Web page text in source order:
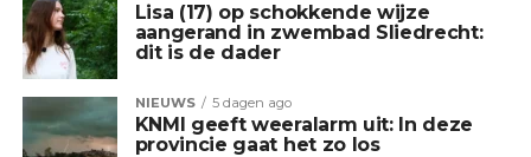
Lisa (17) op schokkende wijze
aangerand in zwembad Sliedrecht:
dit is de dader
NIEUWS 5 dagen ago
KNMI geeft weeralarm uit: In deze
provincie gaat het zo los